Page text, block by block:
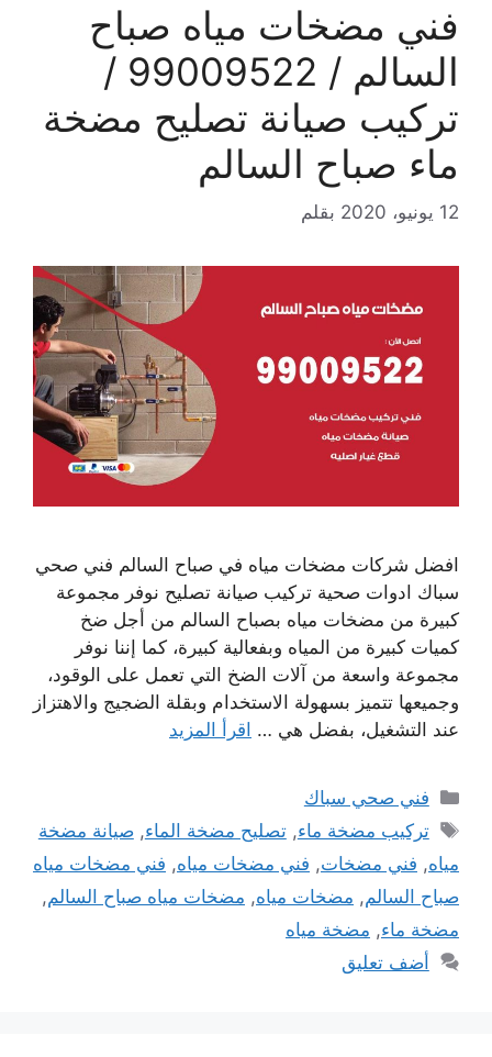
فني مضخات مياه صباح
السالم / 99009522 /
تركيب صيانة تصليح مضخة
ماء صباح السالم
12 يونيو، 2020 بقلم
افضل شركات مضخات مياه في صباح السالم فني صحي
سباك ادوات صحية تركيب صيانة تصليح نوفر مجموعة
كبيرة من مضخات مياه بصباح السالم من أجل ضخ
كميات كبيرة من المياه وبفعالية كبيرة، كما إننا نوفر
مجموعة واسعة من آلات الضخ التي تعمل على الوقود،
وجميعها تتميز بسهولة الاستخدام وبقلة الضجيج والاهتزاز
عند التشغيل، بفضل هي … اقرأ المزيد
التصنيفات
فني صحي سباك
الوسوم
تركيب مضخة ماء,تصليح مضخة الماء,صيانة مضخة
مياه, فني مضخات, فني مضخات مياه, فني مضخات مياه
صباح السالم, مضخات مياه, مضخات مياه صباح السالم,
مضخة ماء, مضخة مياه
أضف تعليق